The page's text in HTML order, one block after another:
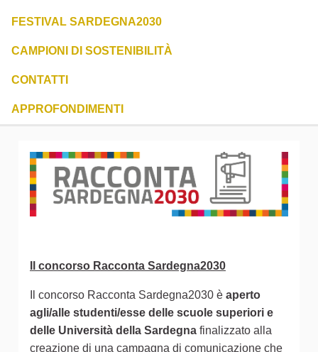
FESTIVAL SARDEGNA2030
CAMPIONI DI SOSTENIBILITÀ
CONTATTI
APPROFONDIMENTI
Il concorso Racconta Sardegna2030
Il concorso Racconta Sardegna2030 è aperto
agli/alle studenti/esse delle scuole superiori e
delle Università della Sardegna finalizzato alla
creazione di una campagna di comunicazione che